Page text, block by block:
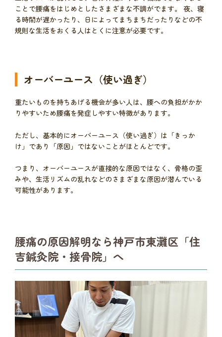
ことで腰痛をはじめとしたさまざまな不調がでます。 夜、寝
る時間が遅かったり、日によってまちまちだったりなどの不
規則な生活をおくる人はとくに注意が必要です。
オーバーユース（使い過ぎ）
重たいものを持ちあげる機会が多い人は、腰への負担がかか
りやすいため腰痛を発症しやすい特徴があります。
ただし、基本的にオーバーユース（使い過ぎ）は「きっか
け」であり「原因」ではないことがほとんどです。
つまり、オーバーユースが直接的な原因ではなく、骨格の歪
みや、生活リズムの乱れなどのさまざまな原因が潜んでいる
可能性があります。
腰痛の原因解明なら神戸市東灘区「住
吉鍼灸院・接骨院」へ